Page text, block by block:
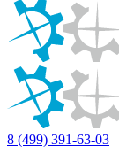
8 (499) 391-63-03